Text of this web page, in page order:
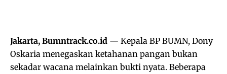
Jakarta, Bumntrack.co.id — Kepala BP BUMN, Dony
Oskaria menegaskan ketahanan pangan bukan
sekadar wacana melainkan bukti nyata. Beberapa